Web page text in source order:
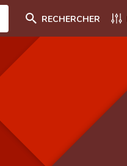
RECHERCHER